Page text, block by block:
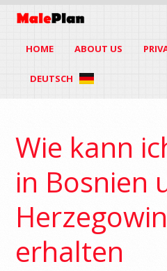
HOME ABOUT US
DEUTSCH
Wie kann
in Bosnien
erhalten